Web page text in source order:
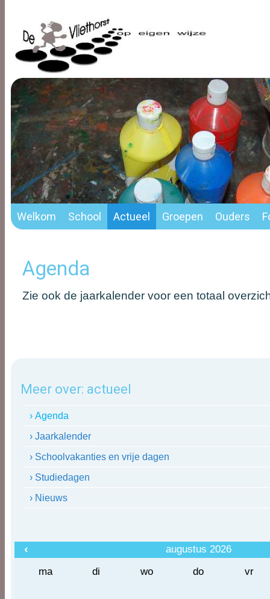
Welkom School Actueel Groepen Ouders
Agenda
Zie ook de jaarkalender voor een totaal
Meer over: actueel
› Agenda
› Jaarkalender
› Schoolvakanties en vrije dagen
› Studiedagen
› Nieuws
‹
augustus 2026
ma
di wo do vr